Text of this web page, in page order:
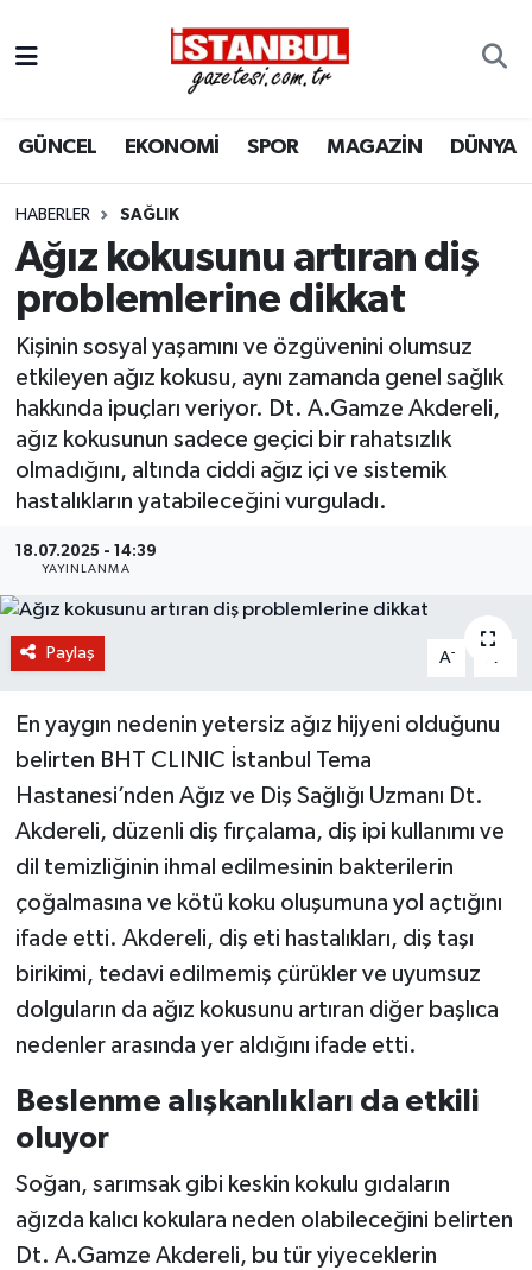
GÜNCEL EKONOMİ SPOR MAGAZİN DÜNYA
HABERLER SAĞLIK
Ağız kokusunu artıran diş
problemlerine dikkat
Kişinin sosyal yaşamını ve özgüvenini olumsuz
etkileyen ağız kokusu, aynı zamanda genel sağlık
hakkında ipuçları veriyor. Dt. A.Gamze Akdereli,
ağız kokusunun sadece geçici bir rahatsızlık
olmadığını, altında ciddi ağız içi ve sistemik
hastalıkların yatabileceğini vurguladı.
18.07.2025 - 14:39
YAYINLANMA
Paylaş A- A
En yaygın nedenin yetersiz ağız hijyeni olduğunu
belirten BHT CLINIC İstanbul Tema
Hastanesi’nden Ağız ve Diş Sağlığı Uzmanı Dt.
Akdereli, düzenli diş fırçalama, diş ipi kullanımı ve
dil temizliğinin ihmal edilmesinin bakterilerin
çoğalmasına ve kötü koku oluşumuna yol açtığını
ifade etti. Akdereli, diş eti hastalıkları, diş taşı
birikimi, tedavi edilmemiş çürükler ve uyumsuz
dolguların da ağız kokusunu artıran diğer başlıca
nedenler arasında yer aldığını ifade etti.
Beslenme alışkanlıkları da etkili
oluyor
Soğan, sarımsak gibi keskin kokulu gıdaların
ağızda kalıcı kokulara neden olabileceğini belirten
Dt. A.Gamze Akdereli, bu tür yiyeceklerin
EKONOMİ
İSTANBUL
DÜNYA
MAGAZİN
KÜLTÜR SANAT
SAĞLIK
BİLİM VE TEKNOLOJİ
OTOMOBİL
Nöbetçi Eczaneler
Hava Durumu
Trafik Durumu
Süper Lig Puan Durumu ve Fikstür
Son Dakika Haberleri
Haber Arşivi